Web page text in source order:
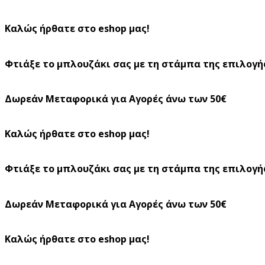
Καλώς ήρθατε στο eshop μας!
Φτιάξε το μπλουζάκι σας με τη στάμπα της
Δωρεάν Μεταφορικά για Αγορές άνω των 50€
Καλώς ήρθατε στο eshop μας!
Φτιάξε το μπλουζάκι σας με τη στάμπα της
Δωρεάν Μεταφορικά για Αγορές άνω των 50€
Καλώς ήρθατε στο eshop μας!